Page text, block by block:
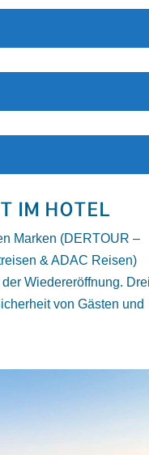
IM HOTEL
Marken (DERTOUR –
& ADAC Reisen)
Wiedereröffnung.
von Gästen und